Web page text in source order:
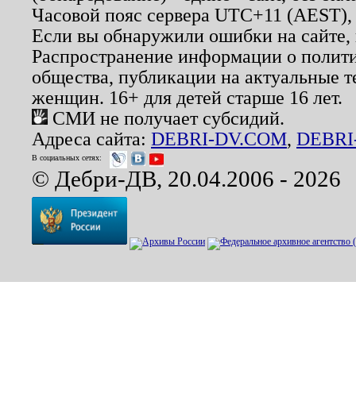
Часовой пояс сервера UTC+11
Если вы обнаружили ошибки на
Распространение информации о
общества, публикации на актуальные
женщин. 16+ для детей старше 16 лет.
СМИ не получает субсидий.
Адреса сайта: DEBRI-DV.COM,
В социальных сетях:
© Дебри-ДВ, 20.04.2006 - 2026